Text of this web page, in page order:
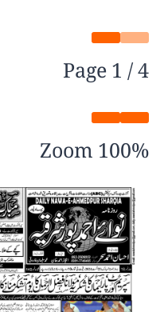
Page1/4
Zoom100%